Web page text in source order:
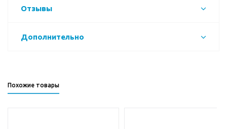
Отзывы
Дополнительно
Похожие товары